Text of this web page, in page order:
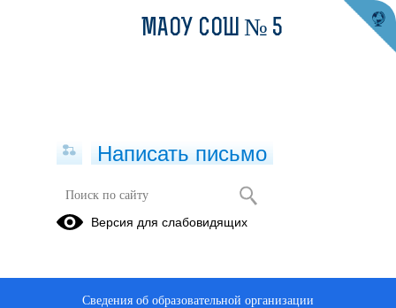
Учитель
Кузнецова
Викторовна
МАОУ СОШ № 5
Написать письмо
Версия для слабовидящих
Сведения об образовательной организации